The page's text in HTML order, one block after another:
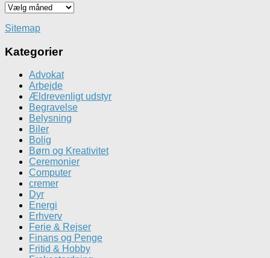
Gå
iSitemap
Kategorier
Advokat
Arbejde
Ældrevenligt udstyr
Begravelse
Belysning
Biler
Bolig
Børn og Kreativitet
Ceremonier
Computer
cremer
Dyr
Energi
Erhverv
Ferie & Rejser
Finans og Penge
Fritid & Hobby